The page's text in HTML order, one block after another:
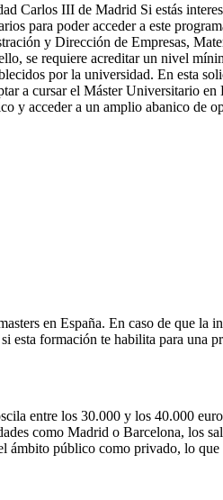
Carlos III de Madrid Si estás
para poder acceder a este
y Dirección de Empresas,
se requiere acreditar un nivel
por la universidad. En esta
a cursar el Máster Universitario
y acceder a un amplio abanico de
en España. En caso de que la
esta formación te habilita para una
entre los 30.000 y los 40.000
como Madrid o Barcelona, los
ámbito público como privado, lo